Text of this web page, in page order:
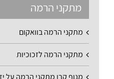
מתקני הרמה
מתקני הרמה בוואקום
מתקני הרמה לזכוכיות
מנוף קרן מתקני הרמה על